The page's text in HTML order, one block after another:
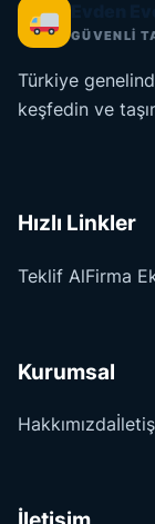
GÜVENLİ
Türkiye
keşfedin ve
Hızlı Linkler
Teklif AlFirma
Kurumsal
Hakkımızda